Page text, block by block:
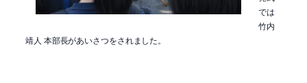
では
竹内
靖人 本部長があいさつをされました。